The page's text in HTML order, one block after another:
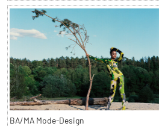
BA/MA Mode-Design